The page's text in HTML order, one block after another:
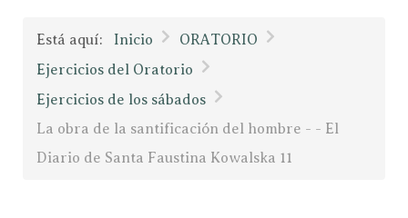
Está aquí: Inicio
ORATORIO
Ejercicios del Oratorio
Ejercicios de los sábados
La obra de la santificación del hombre - - El
Diario de Santa Faustina Kowalska 11